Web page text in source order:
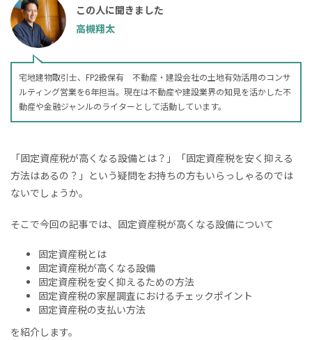
この人に聞きました
高槻翔太
宅地建物取引士、FP2級保有 不動産・建設会社の土地有効活用のコンサ
ルティング営業を6年担当。現在は不動産や建設業界の知見を活かした不
動産や金融ジャンルのライターとして活動しています。
「固定資産税が高くなる設備とは？」「固定資産税を安く抑える
方法はあるの？」という疑問をお持ちの方もいらっしゃるのでは
ないでしょうか。
そこで今回の記事では、固定資産税が高くなる設備について
固定資産税とは
固定資産税が高くなる設備
固定資産税を安く抑えるための方法
固定資産税の家屋調査におけるチェックポイント
固定資産税の支払い方法
を紹介します。